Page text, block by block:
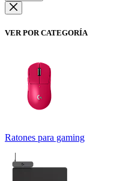
VER POR CATEGORÍA
Ratones para gaming